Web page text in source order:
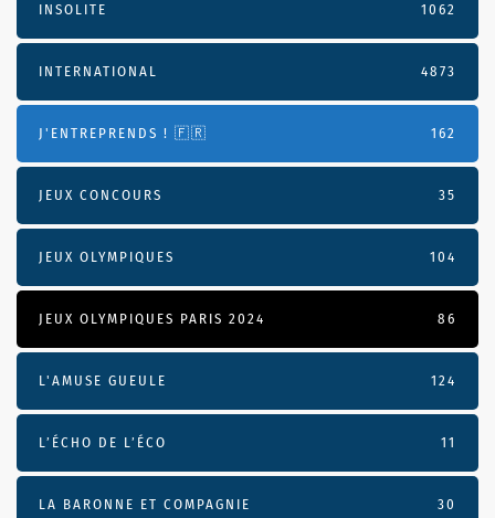
INSOLITE 1062
INTERNATIONAL 4873
J'ENTREPRENDS ! 🇫🇷 162
JEUX CONCOURS 35
JEUX OLYMPIQUES 104
JEUX OLYMPIQUES PARIS 2024 86
L'AMUSE GUEULE 124
L’ÉCHO DE L’ÉCO 11
LA BARONNE ET COMPAGNIE 30